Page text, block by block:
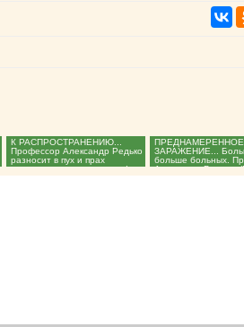
К РАСПРОСТРАНЕНИЮ...
Профессор Александр Редько
разносит в пух и прах
лжепандемию антихриста!...
ПРЕДНАМЕРЕННОЕ
ЗАРАЖЕНИЕ...
больше больных.
Александр Редько.